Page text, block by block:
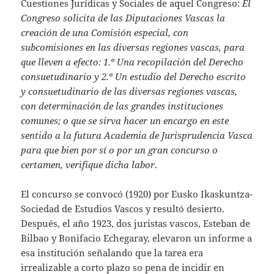
Cuestiones Jurídicas y Sociales de aquel Congreso: El
Congreso solicita de las Diputaciones Vascas la
creación de una Comisión especial, con
subcomisiones en las diversas regiones vascas, para
que lleven a efecto: 1.º Una recopilación del Derecho
consuetudinario y 2.º Un estudio del Derecho escrito
y consuetudinario de las diversas regiones vascas,
con determinación de las grandes instituciones
comunes; o que se sirva hacer un encargo en este
sentido a la futura Academia de Jurisprudencia Vasca
para que bien por sí o por un gran concurso o
certamen, verifique dicha labor.
El concurso se convocó (1920) por Eusko Ikaskuntza-
Sociedad de Estudios Vascos y resultó desierto.
Después, el año 1923, dos juristas vascos, Esteban de
Bilbao y Bonifacio Echegaray, elevaron un informe a
esa institución señalando que la tarea era
irrealizable a corto plazo so pena de incidir en